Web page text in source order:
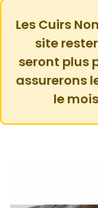
Les Cuirs
site
seront plus
assurerons
le